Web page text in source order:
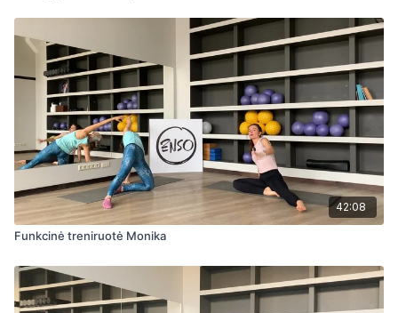
42:08
Funkcinė treniruotė Monika